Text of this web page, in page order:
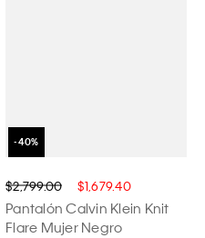
$2,799.00 $1,679.40
Pantalón Calvin Klein Knit
Flare Mujer Negro